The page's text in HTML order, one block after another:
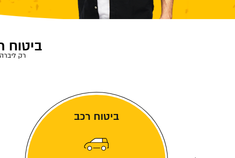
ביטוח
רק
ביטוח רכב